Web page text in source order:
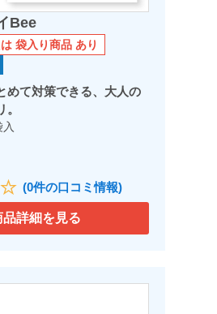
Bee
袋入り商品 あり
めて対策できる、大人の
(0件の口コミ情報)
品詳細を見る